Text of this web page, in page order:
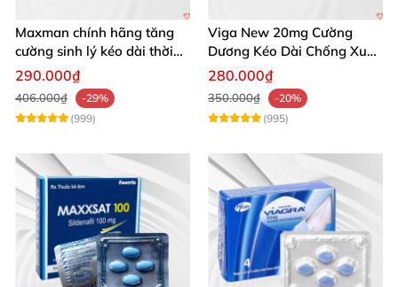
Maxman chính hãng tăng
cường sinh lý kéo dài thời
gian xuất tinh
290.000₫
406.000₫
-29%
(999)
Viga New 20mg Cường
Dương Kéo Dài Chống Xuất
Tinh Hộp 4 Viên
280.000₫
350.000₫
-20%
(995)